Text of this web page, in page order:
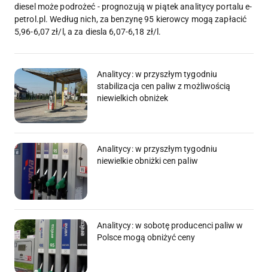
diesel może podrożeć - prognozują w piątek analitycy portalu e-
petrol.pl. Według nich, za benzynę 95 kierowcy mogą zapłacić
5,96-6,07 zł/l, a za diesla 6,07-6,18 zł/l.
Analitycy: w przyszłym tygodniu
stabilizacja cen paliw z możliwością
niewielkich obniżek
Analitycy: w przyszłym tygodniu
niewielkie obniżki cen paliw
Analitycy: w sobotę producenci paliw w
Polsce mogą obniżyć ceny